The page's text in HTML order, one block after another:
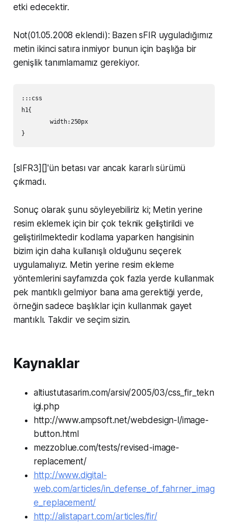
etki edecektir.
Not(01.05.2008 eklendi): Bazen sFIR uyguladığımız
metin ikinci satıra inmiyor bunun için başlığa bir
genişlik tanımlamamız gerekiyor.
:::css
h1{
[sIFR3][]'ün betası var ancak kararlı sürümü
çıkmadı.
Sonuç olarak şunu söyleyebiliriz ki; Metin yerine
resim eklemek için bir çok teknik geliştirildi ve
geliştirilmektedir kodlama yaparken hangisinin
bizim için daha kullanışlı olduğunu seçerek
uygulamalıyız. Metin yerine resim ekleme
yöntemlerini sayfamızda çok fazla yerde kullanmak
pek mantıklı gelmiyor bana ama gerektiği yerde,
örneğin sadece başlıklar için kullanmak gayet
mantıklı. Takdir ve seçim sizin.
Kaynaklar
altiustutasarim.com/arsiv/2005/03/css_fir_tekn
igi.php
http://www.ampsoft.net/­webdesign-l/image-
button.html
mezzoblue.com/tests/revised-image-
replacement/
http://www.digital-
web.com/articles/in_defense_of_fahrner_imag
e_replacement/
http://alistapart.com/articles/fir/